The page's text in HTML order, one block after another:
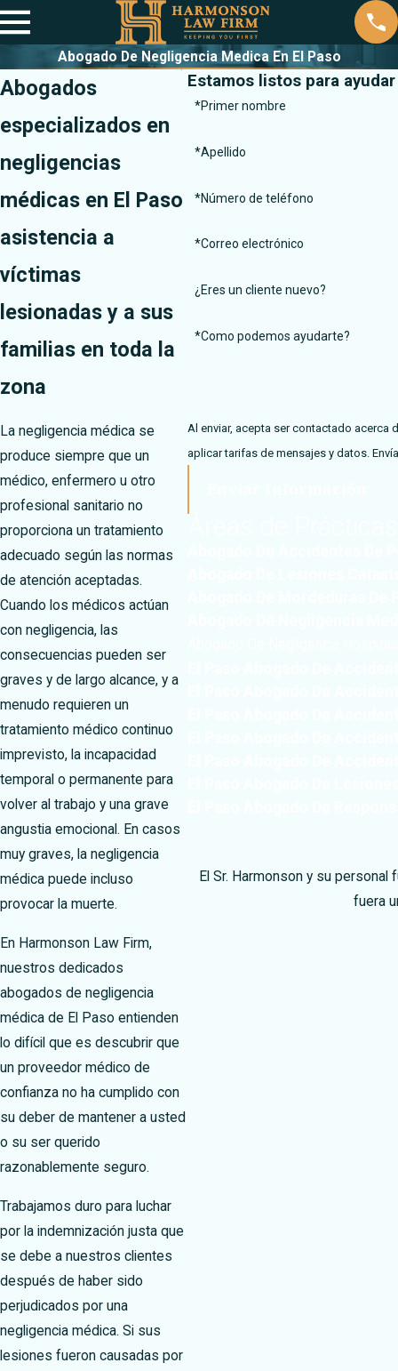
Abogado De Negligencia Medica En El Paso
Abogados
especializados en
negligencias
médicas en El Paso
asistencia a
víctimas
lesionadas y a sus
familias en toda la
zona
La negligencia médica se
produce siempre que un
médico, enfermero u otro
profesional sanitario no
proporciona un tratamiento
adecuado según las normas
de atención aceptadas.
Cuando los médicos actúan
con negligencia, las
consecuencias pueden ser
graves y de largo alcance, y a
menudo requieren un
tratamiento médico continuo
imprevisto, la incapacidad
temporal o permanente para
volver al trabajo y una grave
angustia emocional. En casos
muy graves, la negligencia
médica puede incluso
provocar la muerte.
En Harmonson Law Firm,
nuestros dedicados
abogados de negligencia
médica de El Paso entienden
lo difícil que es descubrir que
un proveedor médico de
confianza no ha cumplido con
su deber de mantener a usted
o su ser querido
razonablemente seguro.
Trabajamos duro para luchar
por la indemnización justa que
se debe a nuestros clientes
después de haber sido
perjudicados por una
negligencia médica. Si sus
lesiones fueron causadas por
Estamos listos para
*Primer nombre
*Apellido
*Número de teléfono
*Correo electrónico
¿Eres un cliente nuevo?
*Como podemos ayudarte?
Al enviar, acepta ser contactado
aplicar tarifas de mensajes y datos.
El Sr. Harmonson y su
fuera